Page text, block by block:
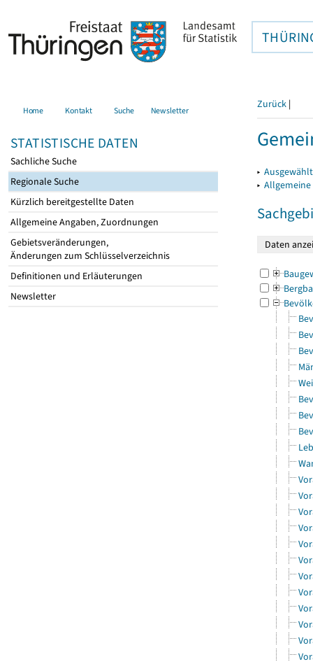
Home Kontakt Suche Newsletter
STATISTISCHE DATEN
Sachliche Suche
Regionale Suche
Kürzlich bereitgestellte Daten
Allgemeine Angaben, Zuordnungen
Gebietsveränderungen,
Änderungen zum Schlüsselverzeichnis
Definitionen und Erläuterungen
Newsletter
Zurück |
▸
▸